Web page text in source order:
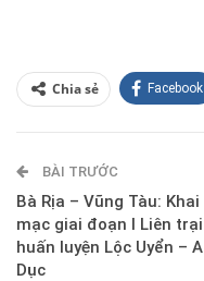
Chia sẻ Facebook
E-mail
BÀI TRƯỚC
Bà Rịa – Vũng Tàu: Khai
mạc giai đoạn I Liên trại
huấn luyện Lộc Uyển – A
Dục